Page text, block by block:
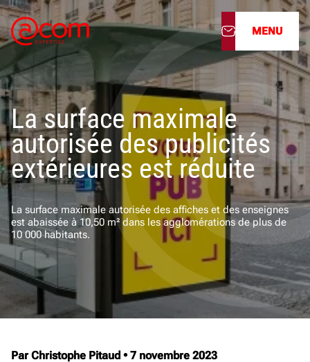
À propos
Nos services
Nos cabinets
Nos filiales
Actualités
Nous rejoindre
MENU
La surface maximale
autorisée des publicités
extérieures est réduite
La surface maximale autorisée des affiches et des enseignes
est abaissée à 10,50 m² dans les agglomérations de plus de
10 000 habitants.
Par Christophe Pitaud • 7 novembre 2023